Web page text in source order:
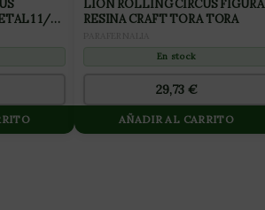
1 1/4
LION ROLLING CIRCUS FIGURA
RESINA CRAFT TORA TORA
En stock
29,73 €
AÑADIR AL CARRITO